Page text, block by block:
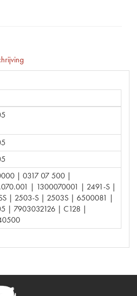
| 0317 07 500 |
| 1300070001 | 2491-S |
| 2503-S | 2503S | 6500081 |
| 7903032126 | C128 |